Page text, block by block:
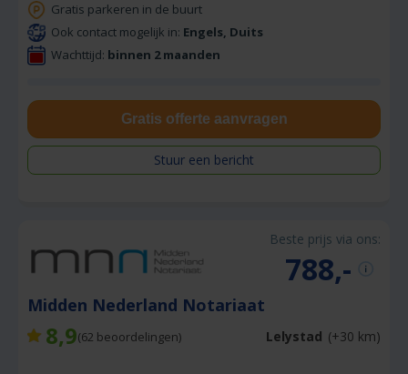
Gratis parkeren in de buurt
Ook contact mogelijk in: Engels, Duits
Wachttijd: binnen 2 maanden
Gratis offerte aanvragen
Stuur een bericht
Beste prijs via ons:
788,-
Midden Nederland Notariaat
8,9(62 beoordelingen) Lelystad (+30 km)